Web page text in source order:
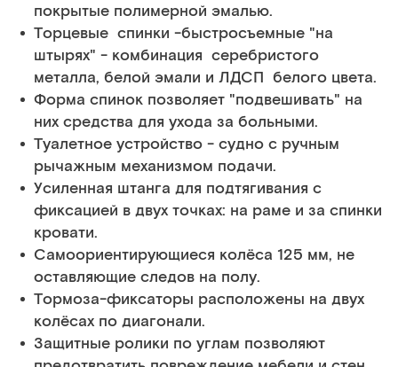
покрытые полимерной эмалью.
Торцевые спинки -быстросъемные "на
штырях" - комбинация серебристого
металла, белой эмали и ЛДСП белого цвета.
Форма спинок позволяет "подвешивать" на
них средства для ухода за больными.
Туалетное устройство - судно с ручным
рычажным механизмом подачи.
Усиленная штанга для подтягивания с
фиксацией в двух точках: на раме и за спинки
кровати.
Самоориентирующиеся колёса 125 мм, не
оставляющие следов на полу.
Тормоза-фиксаторы расположены на двух
колёсах по диагонали.
Защитные ролики по углам позволяют